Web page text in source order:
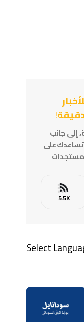
إلى جانب
تساعدك على
5.5K
Select